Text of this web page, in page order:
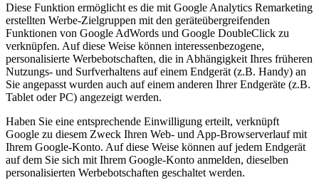
Diese Funktion ermöglicht es die mit Google Analytics Remarketing
erstellten Werbe-Zielgruppen mit den geräteübergreifenden
Funktionen von Google AdWords und Google DoubleClick zu
verknüpfen. Auf diese Weise können interessenbezogene,
personalisierte Werbebotschaften, die in Abhängigkeit Ihres früheren
Nutzungs- und Surfverhaltens auf einem Endgerät (z.B. Handy) an
Sie angepasst wurden auch auf einem anderen Ihrer Endgeräte (z.B.
Tablet oder PC) angezeigt werden.
Haben Sie eine entsprechende Einwilligung erteilt, verknüpft
Google zu diesem Zweck Ihren Web- und App-Browserverlauf mit
Ihrem Google-Konto. Auf diese Weise können auf jedem Endgerät
auf dem Sie sich mit Ihrem Google-Konto anmelden, dieselben
personalisierten Werbebotschaften geschaltet werden.